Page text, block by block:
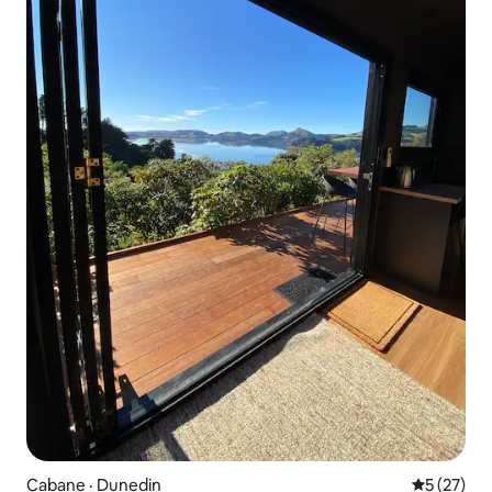
Cabane · Dunedin Note
5 (27)